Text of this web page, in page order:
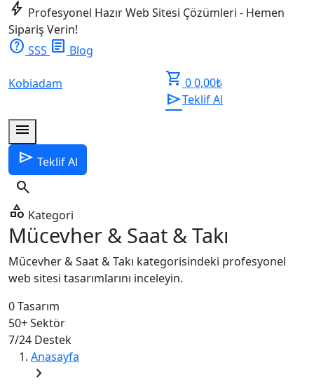
bolt Profesyonel Hazır Web Sitesi Çözümleri - Hemen
Sipariş Verin!
help SSS article Blog
Kobiadam shopping_cart 00,00₺
sendTeklif Al
menu
send Teklif Al
search
category Kategori
Mücevher & Saat & Takı
Mücevher & Saat & Takı kategorisindeki profesyonel
web sitesi tasarımlarını inceleyin.
0Tasarım
50+Sektör
7/24 Destek
Anasayfa
chevron_right